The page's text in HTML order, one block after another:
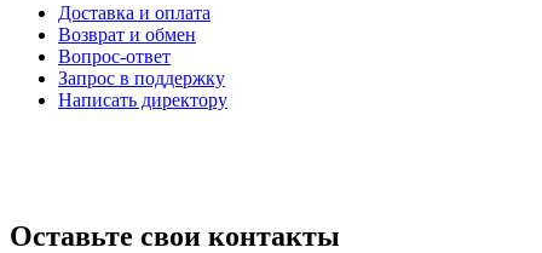
Доставка и оплата
Возврат и обмен
Вопрос-ответ
Запрос в поддержку
Написать директору
Оставьте свои контакты